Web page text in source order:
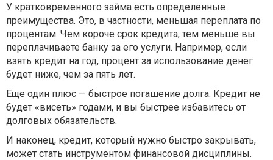
У кратковременного займа есть определенные
преимущества. Это, в частности, меньшая переплата по
процентам. Чем короче срок кредита, тем меньше вы
переплачиваете банку за его услуги. Например, если
взять кредит на год, процент за использование денег
будет ниже, чем за пять лет.
Еще один плюс — быстрое погашение долга. Кредит не
будет «висеть» годами, и вы быстрее избавитесь от
долговых обязательств.
И наконец, кредит, который нужно быстро закрывать,
может стать инструментом финансовой дисциплины.